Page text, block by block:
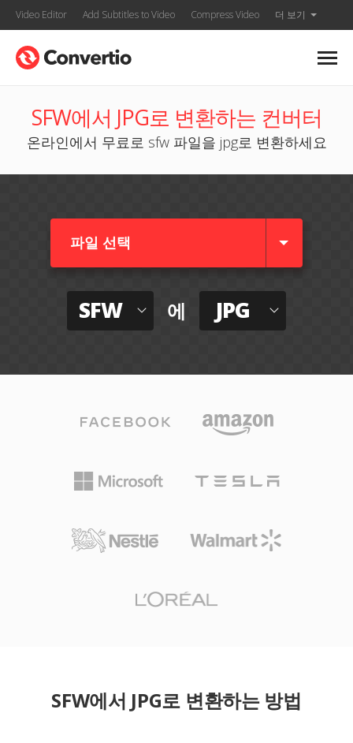
Video Editor Add Subtitles to Video Compress Video 더 보기
SFW에서 JPG로 변환하는 컨버터
온라인에서 무료로 sfw 파일을 jpg로 변환하세요
파일 선택
SFW 에 JPG
SFW에서 JPG로 변환하는 방법